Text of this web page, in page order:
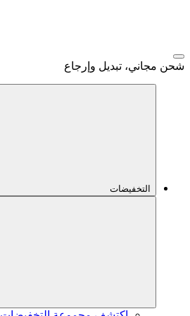
شحن مجاني، تبديل وإرجاع
التخفيضات